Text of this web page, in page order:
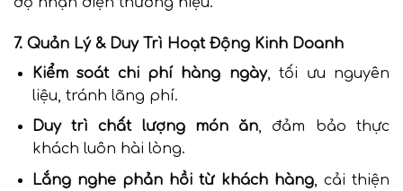
7. Quản Lý & Duy Trì Hoạt Động Kinh Doanh
Kiểm soát chi phí hàng ngày, tối ưu nguyên
liệu, tránh lãng phí.
Duy trì chất lượng món ăn, đảm bảo thực
khách luôn hài lòng.
Lắng nghe phản hồi từ khách hàng, cải thiện